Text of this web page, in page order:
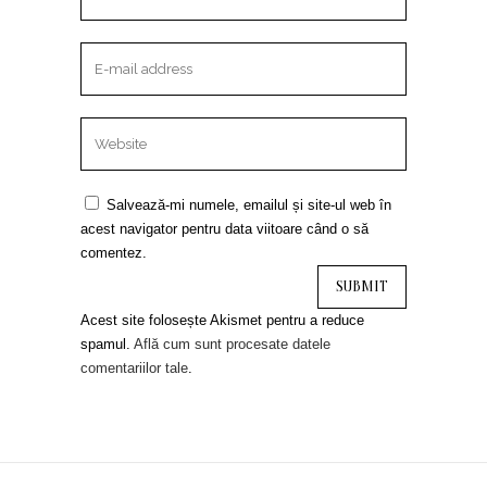
Salvează-mi numele, emailul și site-ul web în
acest navigator pentru data viitoare când o să
comentez.
Acest site folosește Akismet pentru a reduce
spamul. Află cum sunt procesate datele
comentariilor tale.